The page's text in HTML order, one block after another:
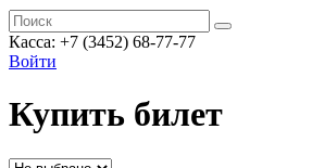
Касса: +7 (3452) 68-77-77
Войти
Купить билет